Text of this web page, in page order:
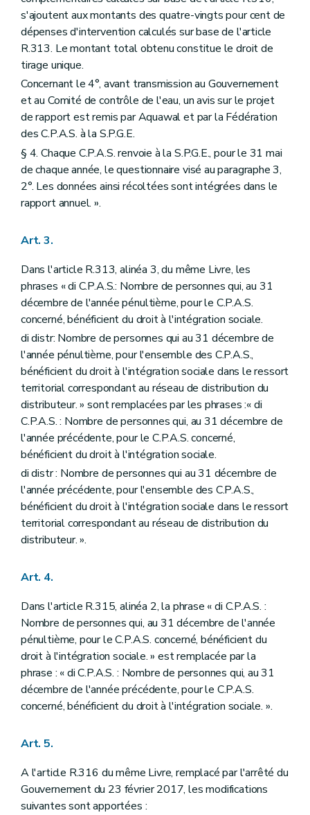
s'ajoutent aux montants des quatre-vingts pour cent de
dépenses d'intervention calculés sur base de l'article
R.313. Le montant total obtenu constitue le droit de
tirage unique.
Concernant le 4°, avant transmission au Gouvernement
et au Comité de contrôle de l'eau, un avis sur le projet
de rapport est remis par Aquawal et par la Fédération
des C.P.A.S. à la S.P.G.E.
§ 4. Chaque C.P.A.S. renvoie à la S.P.G.E., pour le 31 mai
de chaque année, le questionnaire visé au paragraphe 3,
2°. Les données ainsi récoltées sont intégrées dans le
rapport annuel. ».
Art. 3.
Dans l'article R.313, alinéa 3, du même Livre, les
phrases « di C.P.A.S.: Nombre de personnes qui, au 31
décembre de l'année pénultième, pour le C.P.A.S.
concerné, bénéficient du droit à l'intégration sociale.
di distr: Nombre de personnes qui au 31 décembre de
l'année pénultième, pour l'ensemble des C.P.A.S.,
bénéficient du droit à l'intégration sociale dans le ressort
territorial correspondant au réseau de distribution du
distributeur. » sont remplacées par les phrases :« di
C.P.A.S. : Nombre de personnes qui, au 31 décembre de
l'année précédente, pour le C.P.A.S. concerné,
bénéficient du droit à l'intégration sociale.
di distr : Nombre de personnes qui au 31 décembre de
l'année précédente, pour l'ensemble des C.P.A.S.,
bénéficient du droit à l'intégration sociale dans le ressort
territorial correspondant au réseau de distribution du
distributeur. ».
Art. 4.
Dans l'article R.315, alinéa 2, la phrase « di C.P.A.S. :
Nombre de personnes qui, au 31 décembre de l'année
pénultième, pour le C.P.A.S. concerné, bénéficient du
droit à l'intégration sociale. » est remplacée par la
phrase : « di C.P.A.S. : Nombre de personnes qui, au 31
décembre de l'année précédente, pour le C.P.A.S.
concerné, bénéficient du droit à l'intégration sociale. ».
Art. 5.
A l'article R.316 du même Livre, remplacé par l'arrêté du
Gouvernement du 23 février 2017, les modifications
suivantes sont apportées :